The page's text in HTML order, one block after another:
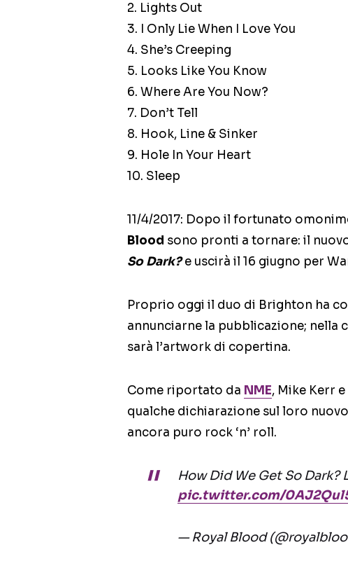
2. Lights Out
3. I Only Lie When I Love You
4. She’s Creeping
5. Looks Like You Know
6. Where Are You Now?
7. Don’t Tell
8. Hook, Line & Sinker
9. Hole In Your Heart
10. Sleep
11/4/2017: Dopo il fortunato
Blood sono pronti a tornare: il
So Dark?e uscirà il 16 giugno per
Proprio oggi il duo di Brighton ha
annunciarne la pubblicazione; nella
sarà l’artwork di copertina.
Come riportato da NME, Mike Kerr
qualche dichiarazione sul loro
ancora puro rock ‘n’ roll.
How Did We Get So Dark?
pic.twitter.com/
— Royal Blood